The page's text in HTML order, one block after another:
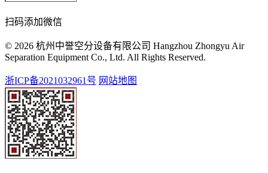
扫码添加微信
© 2026 杭州中誉空分设备有限公司 Hangzhou Zhongyu Air
Separation Equipment Co., Ltd. All Rights Reserved.
浙ICP备2021032961号 网站地图